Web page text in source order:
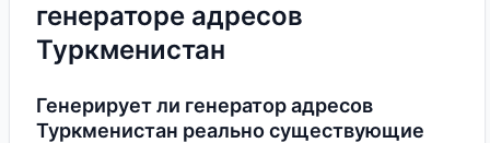
генераторе адресов
Туркменистан
Генерирует ли генератор адресов
Туркменистан реально существующие